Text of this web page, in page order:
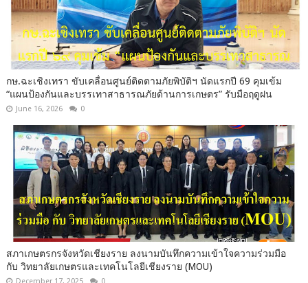
กษ.ฉะเชิงเทรา ขับเคลื่อนศูนย์ติดตามภัยพิบัติฯ นัดแรกปี 69 คุมเข้ม
“แผนป้องกันและบรรเทาสาธารณภัยด้านการเกษตร” รับมือฤดูฝน
June 16, 2026 0
สภาเกษตรกรจังหวัดเชียงราย ลงนามบันทึกความเข้าใจความร่วมมือ
กับ วิทยาลัยเกษตรและเทคโนโลยีเชียงราย (MOU)